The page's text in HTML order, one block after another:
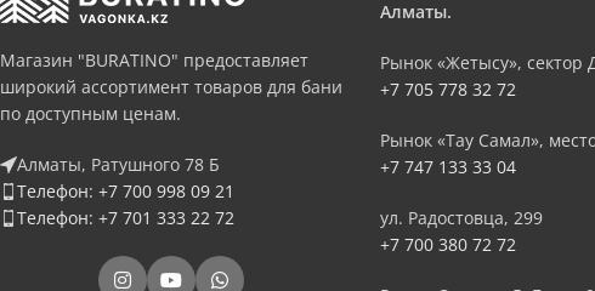
Магазин "BURATINO" предоставляет
широкий ассортимент товаров для бани
по доступным ценам.
Алматы, Ратушного 78 Б
Телефон: +7 700 998 09 21
Телефон: +7 701 333 22 72
Алматы.
Рынок «Жетысу», сектор
+7 705 778 32 72
Рынок «Тау Самал»,
+7 747 133 33 04
ул. Радостовца, 299
+7 700 380 72 72